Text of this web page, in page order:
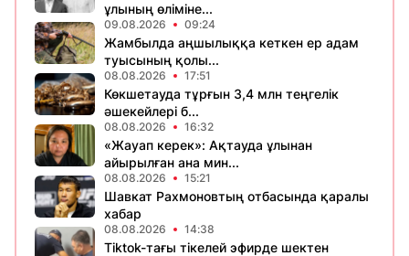
ұлының өліміне...
09.08.2026 09:24
Жамбылда аңшылыққа кеткен ер адам
туысының қолы...
08.08.2026 17:51
Көкшетауда тұрғын 3,4 млн теңгелік
әшекейлері б...
08.08.2026 16:32
«Жауап керек»: Ақтауда ұлынан
айырылған ана мин...
08.08.2026 15:21
Шавкат Рахмоновтың отбасында қаралы
хабар
08.08.2026 14:38
Tiktok-тағы тікелей эфирде шектен